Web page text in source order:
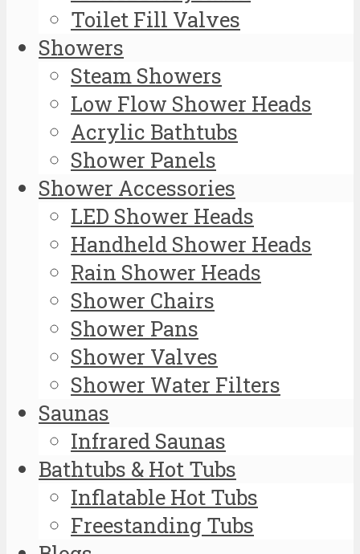
Toilet Fill Valves
Showers
Steam Showers
Low Flow Shower Heads
Acrylic Bathtubs
Shower Panels
Shower Accessories
LED Shower Heads
Handheld Shower Heads
Rain Shower Heads
Shower Chairs
Shower Pans
Shower Valves
Shower Water Filters
Saunas
Infrared Saunas
Bathtubs & Hot Tubs
Inflatable Hot Tubs
Freestanding Tubs